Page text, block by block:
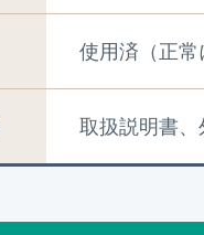
使用済（正
取扱説明書、